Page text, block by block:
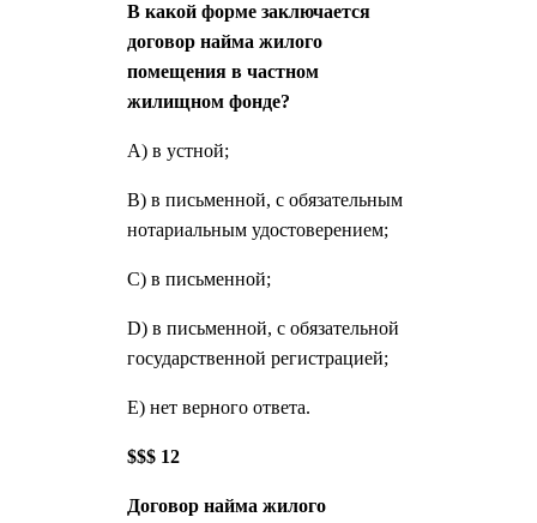
В какой форме заключается
договор найма жилого
помещения в частном
жилищном фонде?
А) в устной;
В) в письменной, с обязательным
нотариальным удостоверением;
С) в письменной;
D) в письменной, с обязательной
государственной регистрацией;
Е) нет верного ответа.
$$$ 12
Договор найма жилого